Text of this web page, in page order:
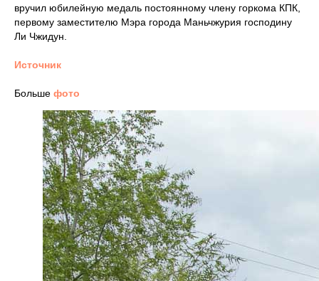
вручил юбилейную медаль постоянному члену горкома КПК,
первому заместителю Мэра города Маньчжурия господину
Ли Чжидун.
Источник
Больше фото